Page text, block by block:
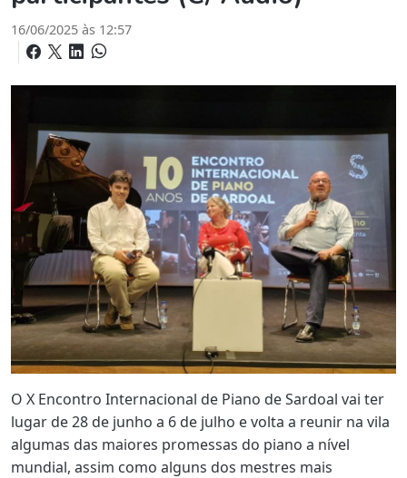
16/06/2025 às 12:57
O X Encontro Internacional de Piano de Sardoal vai ter
lugar de 28 de junho a 6 de julho e volta a reunir na vila
algumas das maiores promessas do piano a nível
mundial, assim como alguns dos mestres mais